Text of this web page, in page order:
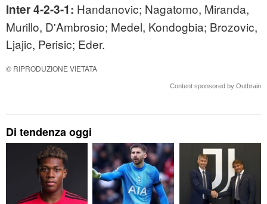
Inter 4-2-3-1: Handanovic; Nagatomo, Miranda,
Murillo, D'Ambrosio; Medel, Kondogbia; Brozovic,
Ljajic, Perisic; Eder.
© RIPRODUZIONE VIETATA
Content sponsored by Outbrain
Di tendenza oggi